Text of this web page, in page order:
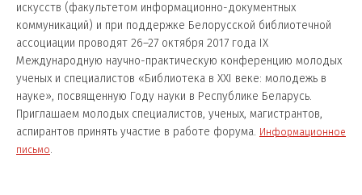
искусств (факультетом информационно-документных
коммуникаций) и при поддержке Белорусской библиотечной
ассоциации проводят 26–27 октября 2017 года IХ
Международную научно-практическую конференцию молодых
ученых и специалистов «Библиотека в XXI веке: молодежь в
науке», посвященную Году науки в Республике Беларусь.
Приглашаем молодых специалистов, ученых, магистрантов,
аспирантов принять участие в работе форума. Информационное
письмо.